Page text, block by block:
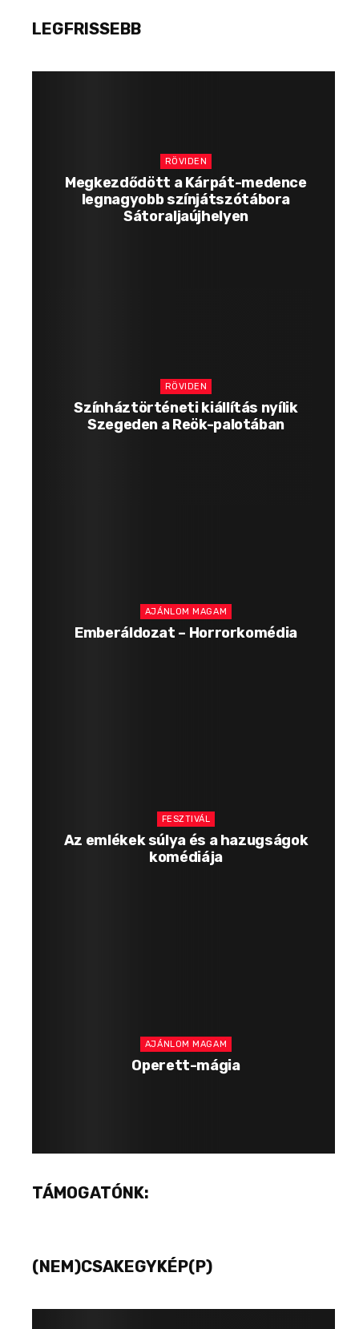
LEGFRISSEBB
RÖVIDEN
Megkezdődött a Kárpát-medence
legnagyobb színjátszótábora
Sátoraljaújhelyen
RÖVIDEN
Színháztörténeti kiállítás nyílik
Szegeden a Reök-palotában
AJÁNLOM MAGAM
Emberáldozat – Horrorkomédia
FESZTIVÁL
Az emlékek súlya és a hazugságok
komédiája
AJÁNLOM MAGAM
Operett-mágia
TÁMOGATÓNK:
(NEM)CSAKEGYKÉP(P)